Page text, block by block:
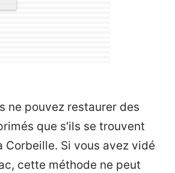
ne pouvez restaurer des
que s'ils se trouvent
Corbeille. Si vous avez vidé
cette méthode ne peut